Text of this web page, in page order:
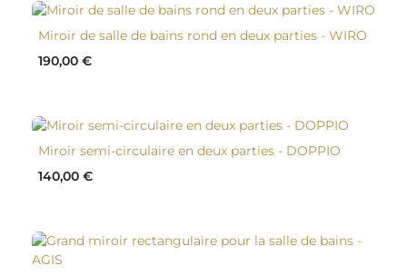
Miroir de salle de bains rond en deux parties - WIRO
190,00 €
Miroir semi-circulaire en deux parties - DOPPIO
140,00 €